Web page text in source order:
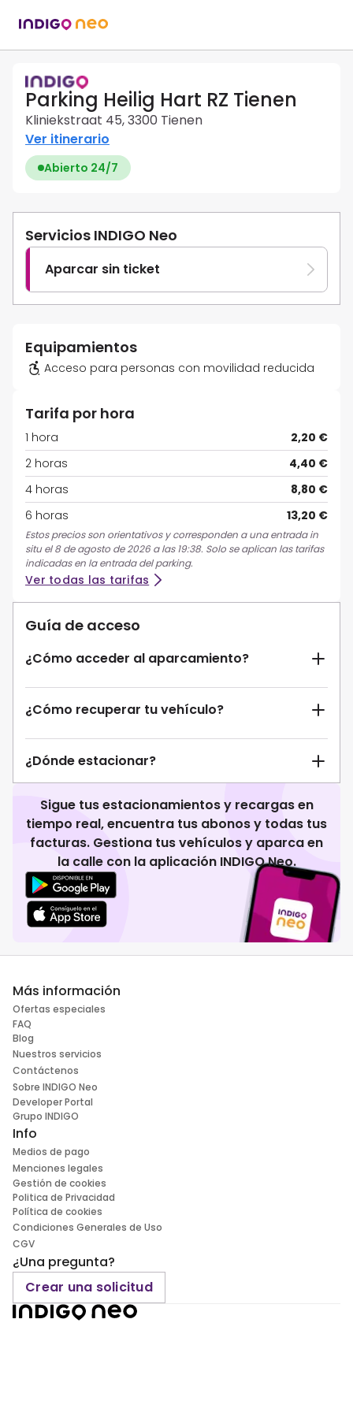
Parking Heilig Hart RZ Tienen
Kliniekstraat 45, 3300 Tienen
Ver itinerario
Abierto 24/7
Servicios INDIGO Neo
Aparcar sin ticket
Equipamientos
Acceso para personas con movilidad reducida
Tarifa por hora
1 hora
2,20 €
2 horas
4,40 €
4 horas
8,80 €
6 horas
13,20 €
Estos precios son orientativos y corresponden a una entrada in
situ el 8 de agosto de 2026 a las 19:38. Solo se aplican las tarifas
indicadas en la entrada del parking.
Ver todas las tarifas
Guía de acceso
¿Cómo acceder al aparcamiento?
¿Cómo recuperar tu vehículo?
¿Dónde estacionar?
Sigue tus estacionamientos y recargas en
tiempo real, encuentra tus abonos y todas tus
facturas. Gestiona tus vehículos y aparca en
la calle con la aplicación INDIGO Neo.
Más información
Ofertas especiales
FAQ
Blog
Nuestros servicios
Contáctenos
Sobre INDIGO Neo
Developer Portal
Grupo INDIGO
Info
Medios de pago
Menciones legales
Gestión de cookies
Politica de Privacidad
Política de cookies
Condiciones Generales de Uso
CGV
¿Una pregunta?
Crear una solicitud